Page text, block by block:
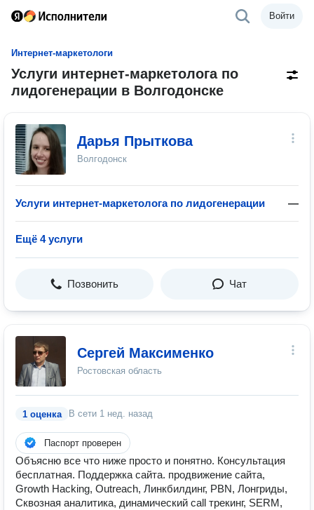
Войти
Интернет-маркетологи
Услуги интернет-маркетолога по
лидогенерации в Волгодонске
Дарья Прыткова
Волгодонск
Услуги интернет-маркетолога по лидогенерации —
Ещё 4 услуги
Позвонить Чат
Сергей Максименко
Ростовская область
1 оценка В сети 1 нед. назад
Паспорт проверен
Объясню все что ниже просто и понятно. Консультация
бесплатная. Поддержка сайта. продвижение сайта,
Growth Hacking, Outreach, Линкбилдинг, PBN, Лонгриды,
Сквозная аналитика, динамический call трекинг, SERM,